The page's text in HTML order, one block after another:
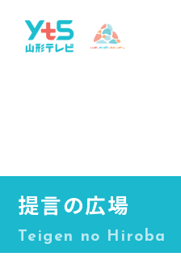
提言の広場
Teigen no Hiroba